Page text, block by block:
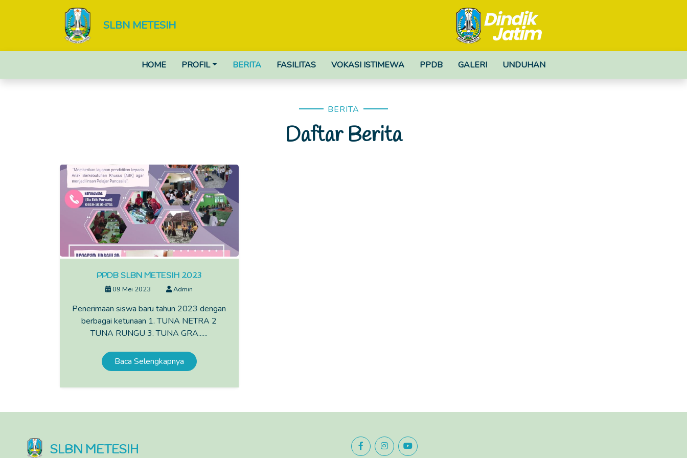
SLBN METESIH
HOME PROFIL BERITA FASILITAS VOKASI ISTIMEWA PPDB GALERI UNDUHAN
BERITA
Daftar Berita
PPDB SLBN METESIH 2023
09 Mei 2023 Admin
Penerimaan siswa baru tahun 2023 dengan
berbagai ketunaan 1. TUNA NETRA 2
TUNA RUNGU 3. TUNA GRA......
Baca Selengkapnya
SLBN METESIH